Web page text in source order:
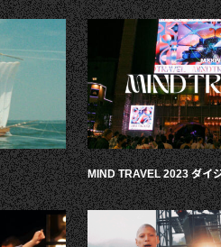
MIND TRAVEL 2023 ダイ